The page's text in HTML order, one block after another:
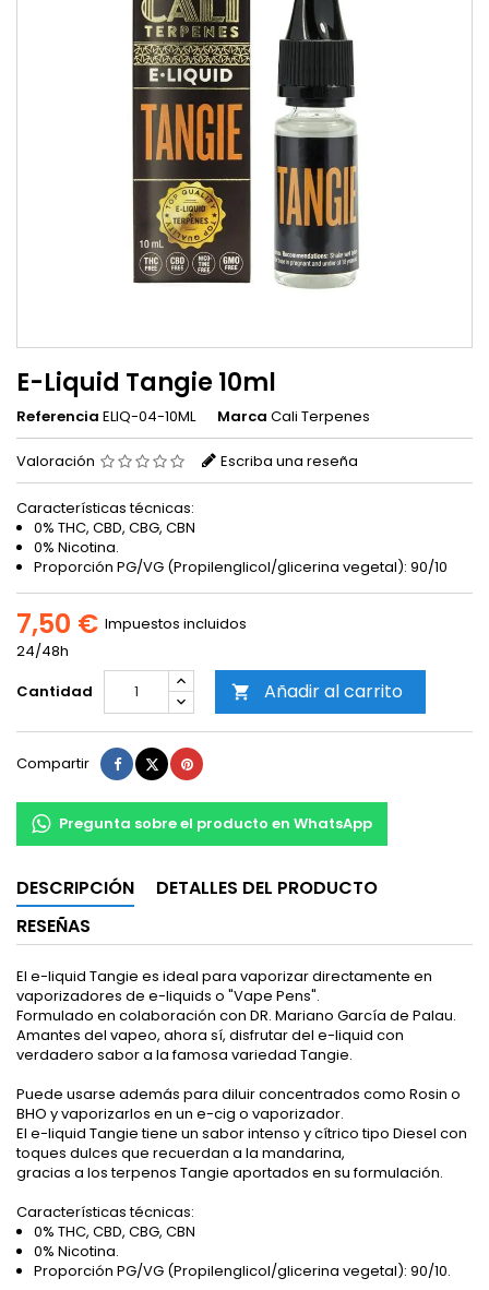
E-Liquid Tangie 10ml
Referencia ELIQ-04-10ML Marca Cali Terpenes
Valoración Escriba una reseña
Características técnicas:
0% THC, CBD, CBG, CBN
0% Nicotina.
Proporción PG/VG (Propilenglicol/glicerina vegetal): 90/10
7,50 € Impuestos incluidos
24/48h
Cantidad
 Añadir al carrito
Compartir Compartir
TuitearPinterest
Pregunta sobre el producto en WhatsApp
DESCRIPCIÓN
DETALLES DEL PRODUCTO
RESEÑAS
El e-liquid Tangie es ideal para vaporizar directamente en
vaporizadores de e-liquids o "Vape Pens".
Formulado en colaboración con DR. Mariano García de Palau.
Amantes del vapeo, ahora sí, disfrutar del e-liquid con
verdadero sabor a la famosa variedad Tangie.
Puede usarse además para diluir concentrados como Rosin o
BHO y vaporizarlos en un e-cig o vaporizador.
El e-liquid Tangie tiene un sabor intenso y cítrico tipo Diesel con
toques dulces que recuerdan a la mandarina,
gracias a los terpenos Tangie aportados en su formulación.
Características técnicas:
0% THC, CBD, CBG, CBN
0% Nicotina.
Proporción PG/VG (Propilenglicol/glicerina vegetal): 90/10.